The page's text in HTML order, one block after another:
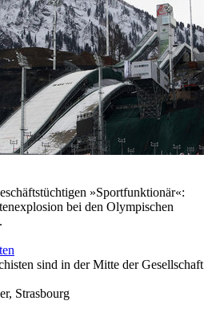
»Sportfunktionär«:
bei den Olympischen
sind in der Mitte der Gesellschaft
Strasbourg